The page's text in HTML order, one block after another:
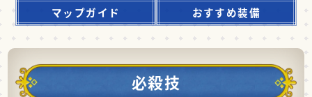
マップガイド
おすすめ装備
必殺技